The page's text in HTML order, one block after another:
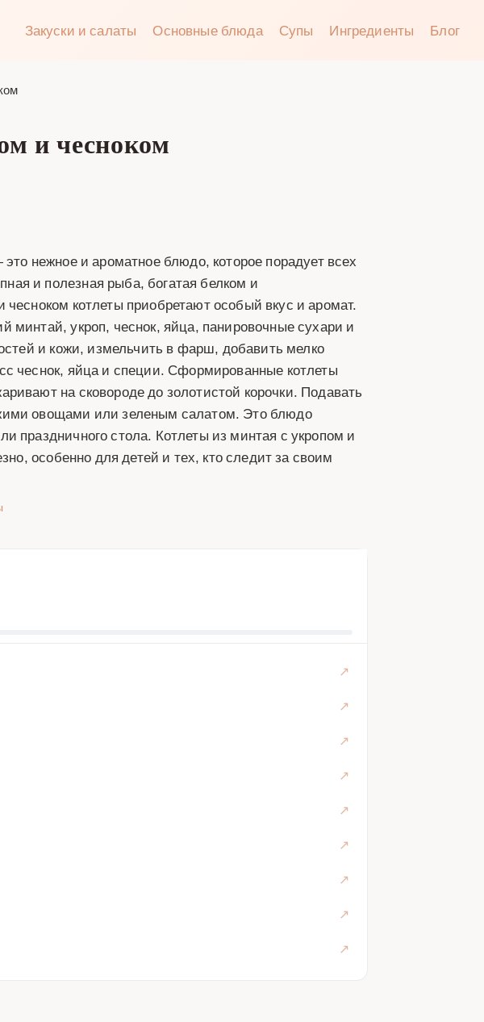
Закуски и салаты Основные блюда Супы Ингредиенты Блог
и чесноком
нежное и ароматное блюдо, которое порадует всех
и полезная рыба, богатая белком и
котлеты приобретают особый вкус и аромат.
минтай, укроп, чеснок, яйца, панировочные сухари и
и кожи, измельчить в фарш, добавить мелко
чеснок, яйца и специи. Сформированные котлеты
на сковороде до золотистой корочки. Подавать
овощами или зеленым салатом. Это блюдо
праздничного стола. Котлеты из минтая с укропом и
особенно для детей и тех, кто следит за своим